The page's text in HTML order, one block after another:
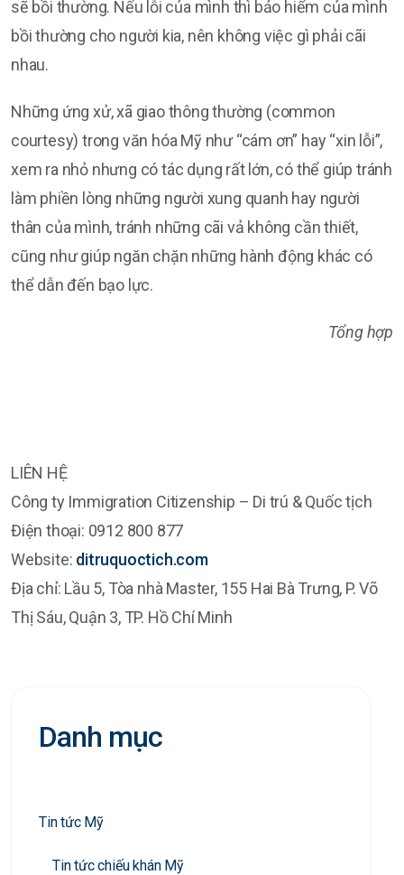
Danh mục
Tin tức Mỹ
Tin tức chiếu khán Mỹ
sẽ bồi thường. Nếu lỗi của mình thì bảo hiểm của mình
bồi thường cho người kia, nên không việc gì phải cãi
nhau.
Những ứng xử, xã giao thông thường (common
courtesy) trong văn hóa Mỹ như “cám ơn” hay “xin lỗi”,
xem ra nhỏ nhưng có tác dụng rất lớn, có thể giúp tránh
làm phiền lòng những người xung quanh hay người
thân của mình, tránh những cãi vả không cần thiết,
cũng như giúp ngăn chặn những hành động khác có
thể dẫn đến bạo lực.
Tổng hợp
LIÊN HỆ
Công ty Immigration Citizenship – Di trú & Quốc tịch
Điện thoại: 0912 800 877
Website: ditruquoctich.com
Địa chỉ: Lầu 5, Tòa nhà Master, 155 Hai Bà Trưng, P. Võ
Thị Sáu, Quận 3, TP. Hồ Chí Minh